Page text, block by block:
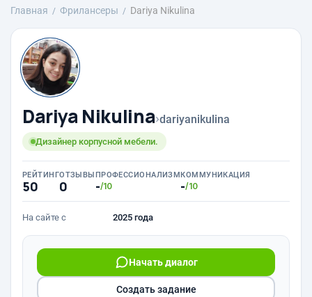
Главная Фрилансеры Dariya Nikulina
Dariya Nikulina›dariyanikulina
Дизайнер корпусной мебели.
РЕЙТИНГ
50
ОТЗЫВЫ
0
ПРОФЕССИОНАЛИЗМ
-/10
КОММУНИКАЦИЯ
-/10
На сайте с 2025 года
Начать диалог
Создать задание